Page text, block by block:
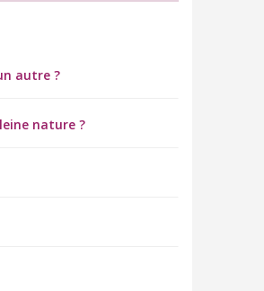
autre ?
nature ?